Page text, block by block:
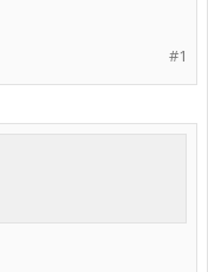
#1